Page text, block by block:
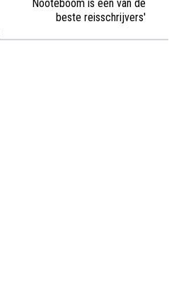
Nooteboom is één van de
beste reisschrijvers'